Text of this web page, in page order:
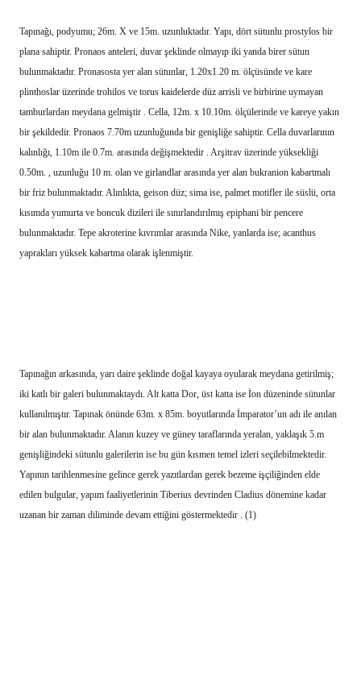
Tapınağı, podyumu; 26m. X ve 15m. uzunluktadır. Yapı, dört sütunlu prostylos bir
plana sahiptir. Pronaos anteleri, duvar şeklinde olmayıp iki yanda birer sütun
bulunmaktadır. Pronasosta yer alan sütunlar, 1.20x1.20 m. ölçüsünde ve kare
plinthoslar üzerinde trohilos ve torus kaidelerde düz arrisli ve birbirine uymayan
tamburlardan meydana gelmiştir . Cella, 12m. x 10.10m. ölçülerinde ve kareye yakın
bir şekildedir. Pronaos 7.70m uzunluğunda bir genişliğe sahiptir. Cella duvarlarının
kalınlığı, 1.10m ile 0.7m. arasında değişmektedir . Arşitrav üzerinde yüksekliği
0.50m. , uzunluğu 10 m. olan ve girlandlar arasında yer alan bukranion kabartmalı
bir friz bulunmaktadır. Alınlıkta, geison düz; sima ise, palmet motifler ile süslü, orta
kısımda yumurta ve boncuk dizileri ile sınırlandırılmış epiphani bir pencere
bulunmaktadır. Tepe akroterine kıvrımlar arasında Nike, yanlarda ise; acanthus
yaprakları yüksek kabartma olarak işlenmiştir.
Tapınağın arkasında, yarı daire şeklinde doğal kayaya oyularak meydana getirilmiş;
iki katlı bir galeri bulunmaktaydı. Alt katta Dor, üst katta ise İon düzeninde sütunlar
kullanılmıştır. Tapınak önünde 63m. x 85m. boyutlarında İmparator’un adı ile anılan
bir alan bulunmaktadır. Alanın kuzey ve güney taraflarında yeralan, yaklaşık 5.m
genişliğindeki sütunlu galerilerin ise bu gün kısmen temel izleri seçilebilmektedir.
Yapının tarihlenmesine gelince gerek yazıtlardan gerek bezeme işçiliğinden elde
edilen bulgular, yapım faaliyetlerinin Tiberius devrinden Cladius dönemine kadar
uzanan bir zaman diliminde devam ettiğini göstermektedir . (1)